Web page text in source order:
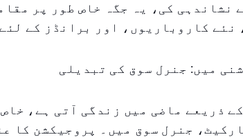
نشاندہی کی، یہ جگہ خاص طور پر
نئے کاروباریوں، اور برانڈز کے لئے
میں: جنرل سوق کی تبدیلی
ذریعے ماضی میں زندگی آتی ہے،
جنرل سوق میں۔ پروجیکشن کا